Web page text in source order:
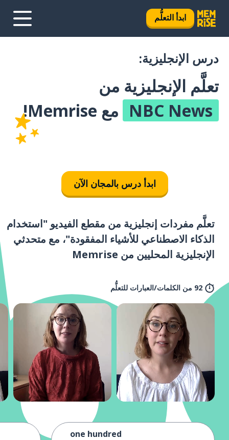
ابدأ التعلُّم
درس الإنجليزية:
تعلَّم الإنجليزية من
NBC News مع Memrise!
ابدأ درس بالمجان الآن
تعلَّم مفردات إنجليزية من مقطع الفيديو "استخدام
الذكاء الاصطناعي للأشياء المفقودة"، مع متحدثي
الإنجليزية المحليين من Memrise
92 من الكلمات/العبارات للتعلُّم
one hundred